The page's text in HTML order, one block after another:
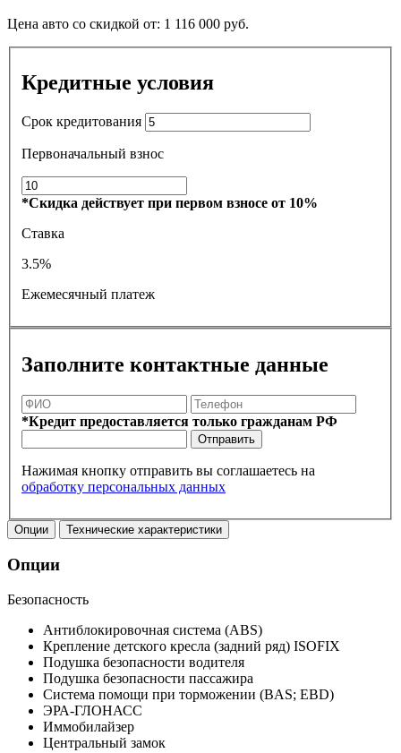
Цена авто со скидкой от: 1 116 000 руб.
Кредитные условия
Срок кредитования
Первоначальный взнос
*Скидка действует при первом взносе от 10%
Ставка
3.5%
Ежемесячный платеж
Заполните контактные данные
*Кредит предоставляется только гражданам РФ
Отправить
Нажимая кнопку отправить вы соглашаетесь на
обработку персональных данных
Опции Технические характеристики
Опции
Безопасность
Антиблокировочная система (ABS)
Крепление детского кресла (задний ряд) ISOFIX
Подушка безопасности водителя
Подушка безопасности пассажира
Система помощи при торможении (BAS; EBD)
ЭРА-ГЛОНАСС
Иммобилайзер
Центральный замок